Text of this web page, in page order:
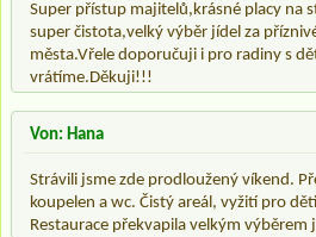
Super přístup majitelů,krásné placy na
super čistota,velký výběr jídel za
města.Vřele doporučuji i pro radiny s
vrátíme.Děkuji!!!
Von: Hana
Strávili jsme zde prodloužený víkend.
koupelen a wc. Čistý areál, vyžití pro
Restaurace překvapila velkým